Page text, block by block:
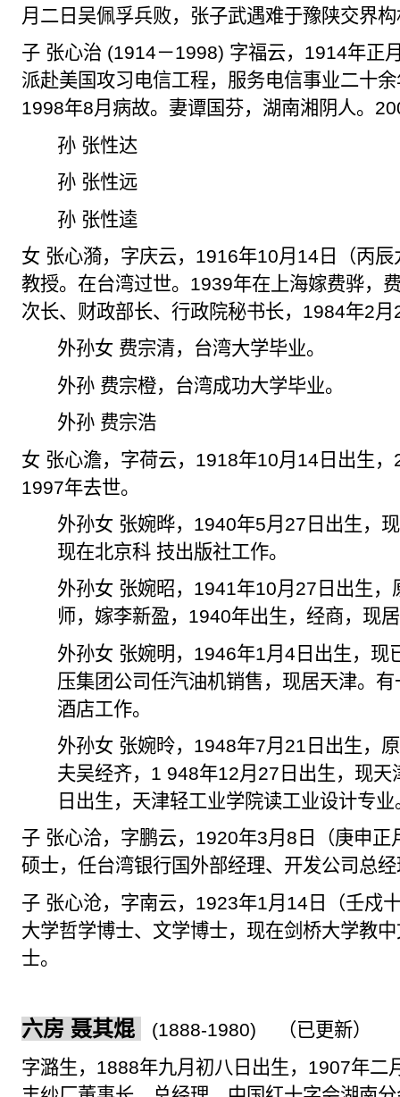
月二日吴佩孚兵败，张子武遇难于豫陕交界构
子 张心治 (1914－1998) 字福云， 1914年正
派赴美国攻习电信工程，服务电信事业二十
1998年8月病故。妻谭国芬，湖南湘阴人。
孙 张性达
孙 张性远
孙 张性逵
女 张心漪，字庆云， 1916年10月 14 日（丙
教授。在台湾过世。 1939年在上海嫁费骅，
次长、财政部长、行政院秘书长， 1984年2月
外孙女 费宗清，台湾大学毕业。
外孙 费宗橙，台湾成功大学毕业。
外孙 费宗浩
女 张心澹， 字荷云， 1918年10月 14 日出生，
1997年去世。
外孙女 张婉晔， 1940年5月 27 日出生，
现在北京科 技出版社工作。
外孙女 张婉昭， 1941年10月 27 日出生
师， 嫁李新盈， 1940年出生，经商，现
外孙女 张婉明， 1946年1月4 日出生，现
压集团公司任汽油机销售，现居天津。
酒店工作。
外孙女 张婉昤， 1948年7月 21 日出生，
夫吴经齐， 1 948年12月 27 日出生，现
日出生，天津轻工业学院读工业设计专业
子 张心洽，字鹏云， 1920年3月 8 日（庚申
硕士，任台湾银行国外部经理、开发公司总
子 张心沧，字南云， 1923年1月 14 日（壬戍
大学哲学博士、文学博士，现在剑桥大学教
士。
六房 聂其焜 (1888-1980)
（已更新）
字潞生， 1888年九月初八日出生， 1907年二